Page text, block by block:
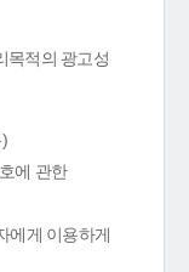
목적의 광고성
에 관한
에게 이용하게